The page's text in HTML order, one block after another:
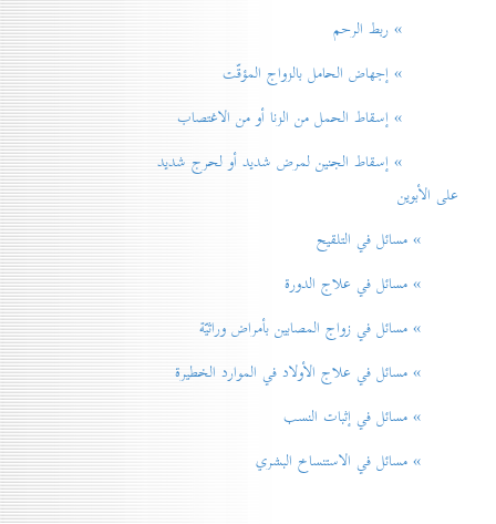
» ربط الرحم
» إجهاض الحامل بالزواج المؤقّت
» إسقاط الحمل من الزنا أو من الاغتصاب
» إسقاط الجنين لمرض شديد أو لحرج شديد
على الأبوين
» مسائل في التلقيح
» مسائل في علاج الدورة
» مسائل في زواج المصابين بأمراض وراثيّة
» مسائل في علاج الأولاد في الموارد الخطيرة
» مسائل في إثبات النسب
» مسائل في الاستنساخ البشري